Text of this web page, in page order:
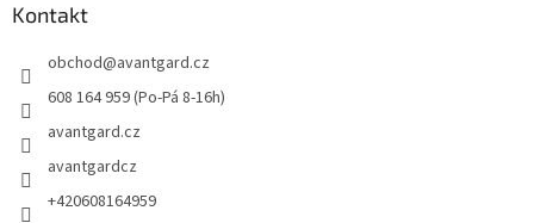
Kontakt
obchod@avantgard.cz
608 164 959 (Po-Pá 8-16h)
avantgard.cz
avantgardcz
+420608164959